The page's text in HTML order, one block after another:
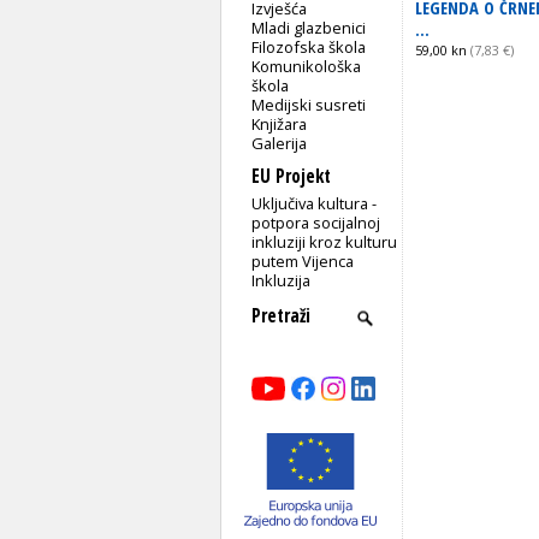
Izvješća
Mladi glazbenici
Filozofska škola
Komunikološka
škola
Medijski susreti
Knjižara
Galerija
EU Projekt
Uključiva kultura -
potpora socijalnoj
inkluziji kroz kulturu
putem Vijenca
Inkluzija
LEGENDA O
...
59,00 kn (7,83 €)